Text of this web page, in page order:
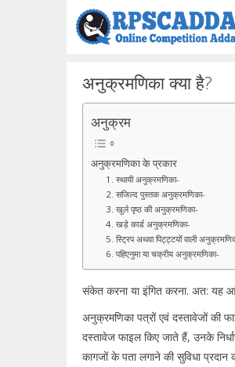
अनुक्रमणिका क्या है?
अनुक्रम
अनुक्रमणिका के प्रकार
1. स्थायी अनुक्रमणिका-
2. सजिल्द पुस्तक अनुक्रमणिका-
3. खुले पृष्ठ की अनुक्रमणिका-
4. खड़े कार्ड अनुक्रमणिका-
5. स्ट्रिप अथवा पिट्ट्टयों वाली
6. पहिएनुमा या चक्रीय अनुक्रमणिका-
संकेत करना या इंगित करना. अत: यह
अनुक्रमणिका पत्रों एवं दस्तावेजों की
दस्तावेज फाइल किए जाते हैं, उनके
कागजों के पता लगाने की सुविधा